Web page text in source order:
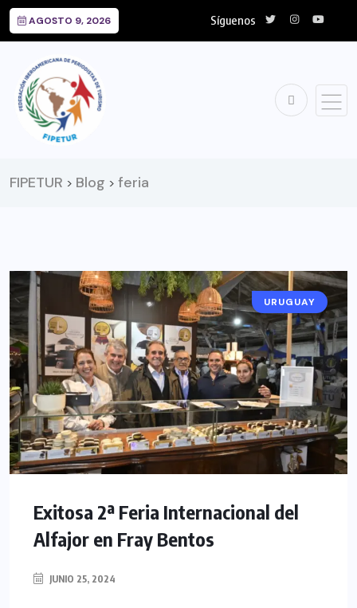
AGOSTO 9, 2026 Síguenos
FIPETUR > Blog > feria
URUGUAY
Exitosa 2ª Feria Internacional del
Alfajor en Fray Bentos
JUNIO 25, 2024